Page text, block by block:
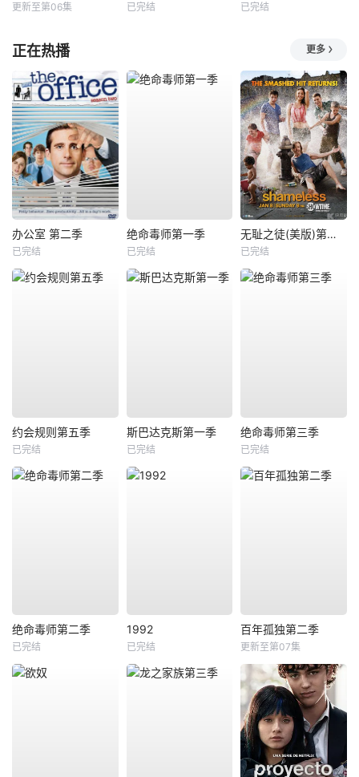
更新至第06集 已完结 已完结
正在热播 更多
办公室 第二季
已完结
绝命毒师第一季
已完结
无耻之徒(美版)第二季
已完结
约会规则第五季
已完结
斯巴达克斯第一季
已完结
绝命毒师第三季
已完结
绝命毒师第二季
已完结
1992
已完结
百年孤独第二季
更新至第07集